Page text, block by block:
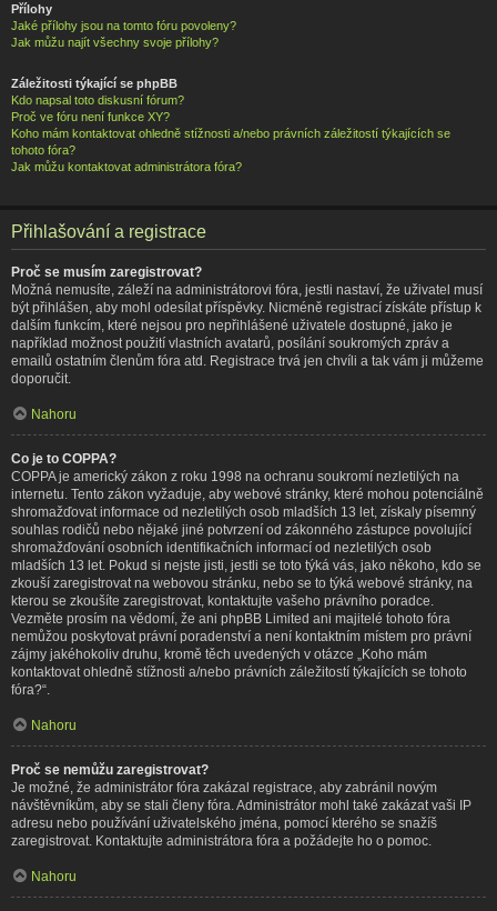
Přílohy
Jaké přílohy jsou na tomto fóru povoleny?
Jak můžu najít všechny svoje přílohy?
Záležitosti týkající se phpBB
Kdo napsal toto diskusní fórum?
Proč ve fóru není funkce XY?
Koho mám kontaktovat ohledně stížnosti a/nebo právních záležitostí týkajících se
tohoto fóra?
Jak můžu kontaktovat administrátora fóra?
Přihlašování a registrace
Proč se musím zaregistrovat?
Možná nemusíte, záleží na administrátorovi fóra, jestli nastaví, že uživatel musí
být přihlášen, aby mohl odesílat příspěvky. Nicméně registrací získáte přístup k
dalším funkcím, které nejsou pro nepřihlášené uživatele dostupné, jako je
například možnost použití vlastních avatarů, posílání soukromých zpráv a
emailů ostatním členům fóra atd. Registrace trvá jen chvíli a tak vám ji můžeme
doporučit.
Nahoru
Co je to COPPA?
COPPA je americký zákon z roku 1998 na ochranu soukromí nezletilých na
internetu. Tento zákon vyžaduje, aby webové stránky, které mohou potenciálně
shromažďovat informace od nezletilých osob mladších 13 let, získaly písemný
souhlas rodičů nebo nějaké jiné potvrzení od zákonného zástupce povolující
shromažďování osobních identifikačních informací od nezletilých osob
mladších 13 let. Pokud si nejste jisti, jestli se toto týká vás, jako někoho, kdo se
zkouší zaregistrovat na webovou stránku, nebo se to týká webové stránky, na
kterou se zkoušíte zaregistrovat, kontaktujte vašeho právního poradce.
Vezměte prosím na vědomí, že ani phpBB Limited ani majitelé tohoto fóra
nemůžou poskytovat právní poradenství a není kontaktním místem pro právní
zájmy jakéhokoliv druhu, kromě těch uvedených v otázce „Koho mám
kontaktovat ohledně stížnosti a/nebo právních záležitostí týkajících se tohoto
fóra?“.
Nahoru
Proč se nemůžu zaregistrovat?
Je možné, že administrátor fóra zakázal registrace, aby zabránil novým
návštěvníkům, aby se stali členy fóra. Administrátor mohl také zakázat vaši IP
adresu nebo používání uživatelského jména, pomocí kterého se snažíš
zaregistrovat. Kontaktujte administrátora fóra a požádejte ho o pomoc.
Nahoru